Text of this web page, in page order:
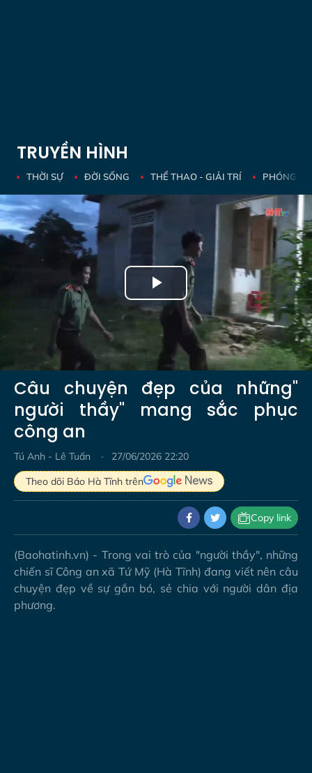
TRUYỀN HÌNH
THỜI SỰ ĐỜI SỐNG THỂ THAO - GIẢI TRÍ PHÓNG
Play
Video
Câu chuyện đẹp của những"
người thầy" mang sắc phục
công an
Tú Anh - Lê Tuấn
27/06/2026 22:20
Theo dõi Báo Hà Tĩnh trên
Copy link
(Baohatinh.vn) - Trong vai trò của "người thầy", những
chiến sĩ Công an xã Tứ Mỹ (Hà Tĩnh) đang viết nên câu
chuyện đẹp về sự gắn bó, sẻ chia với người dân địa
phương.